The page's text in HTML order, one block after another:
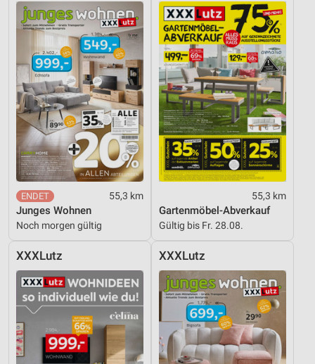
55,3 km
Junges Wohnen
Noch morgen gültig
55,3 km
Gartenmöbel-Abverkauf
Gültig bis Fr. 28.08.
XXXLutz XXXLutz